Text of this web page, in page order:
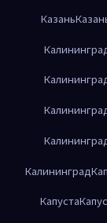
Казань
Калининград
Капуста